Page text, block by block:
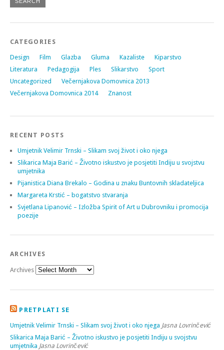
CATEGORIES
Design Film Glazba Gluma Kazaliste
Kiparstvo
Literatura
Pedagogija Ples Slikarstvo
Sport
Uncategorized
Večernjakova Domovnica 2013
Večernjakova Domovnica 2014
Znanost
RECENT POSTS
Umjetnik Velimir Trnski – Slikam svoj život i oko njega
Slikarica Maja Barić – Životno iskustvo je posjetiti Indiju u svojstvu
umjetnika
Pijanistica Diana Brekalo – Godina u znaku Buntovnih skladateljica
Margareta Krstić – bogatstvo stvaranja
Svjetlana Lipanović – Izložba Spirit of Art u Dubrovniku i promocija
poezije
ARCHIVES
Archives
PRETPLATI SE
Umjetnik Velimir Trnski – Slikam svoj život i oko njega Jasna Lovrinčević
Slikarica Maja Barić – Životno iskustvo je posjetiti Indiju u svojstvu
umjetnika Jasna Lovrinčević